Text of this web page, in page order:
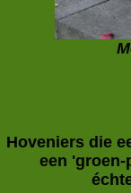
Hoveniers die
een 'groen-